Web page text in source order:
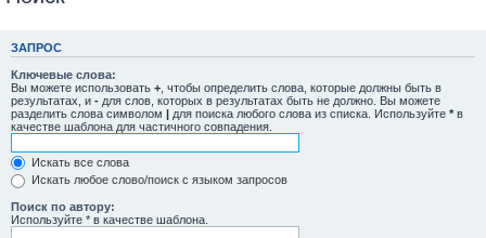
ЗАПРОС
Ключевые слова:
Вы можете использовать + , чтобы определить слова, которые должны быть в
результатах, и - для слов, которых в результатах быть не должно. Вы можете
разделить слова символом | для поиска любого слова из списка. Используйте * в
качестве шаблона для частичного совпадения.
Искать все слова
Искать любое слово/поиск с языком запросов
Поиск по автору:
Используйте * в качестве шаблона.